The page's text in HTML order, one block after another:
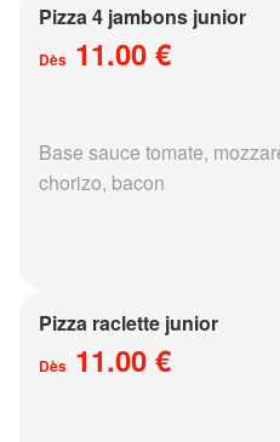
Pizza 4 jambons junior
Dès 11.00 €
Base sauce tomate,
chorizo, bacon
Pizza raclette junior
Dès 11.00 €